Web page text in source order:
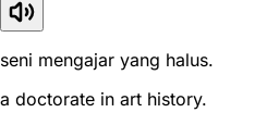
seni mengajar yang halus.
a doctorate in art history.